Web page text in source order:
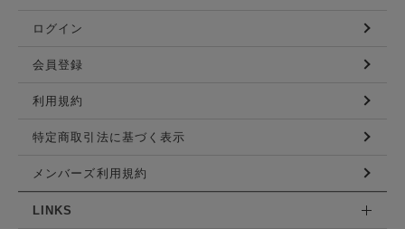
ログイン
会員登録
利用規約
特定商取引法に基づく表示
メンバーズ利用規約
LINKS